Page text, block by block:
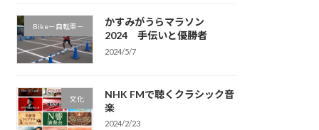
Bike－自転車－
かすみがうらマラソン
2024 手伝いと優勝者
2024/5/7
文化
NHK FMで聴くクラシック音
楽
2024/2/23